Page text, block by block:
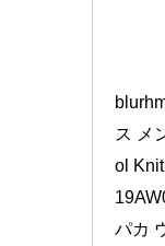
ス メ
ol
パカ